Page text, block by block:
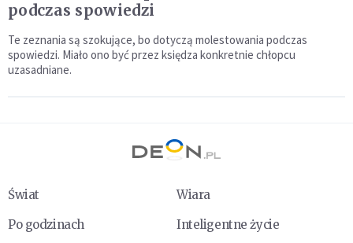
podczas spowiedzi
Te zeznania są szokujące, bo dotyczą molestowania podczas
spowiedzi. Miało ono być przez księdza konkretnie chłopcu
uzasadniane.
Świat
Wiara
Po godzinach
Inteligentne życie